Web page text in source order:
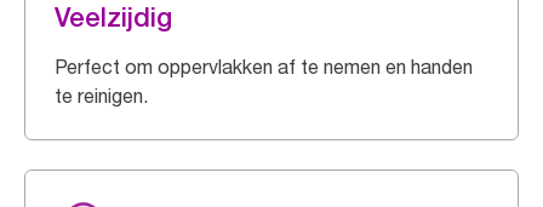
Veelzijdig
Perfect om oppervlakken af te nemen en handen
te reinigen.